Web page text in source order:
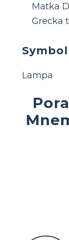
Matka
Grecka
Lampa